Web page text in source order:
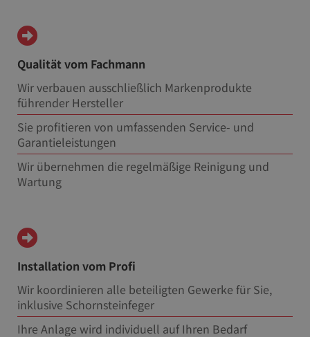
Qualität vom Fachmann
Wir verbauen ausschließlich Markenprodukte
führender Hersteller
Sie profitieren von umfassenden Service- und
Garantieleistungen
Wir übernehmen die regelmäßige Reinigung und
Wartung
Installation vom Profi
Wir koordinieren alle beteiligten Gewerke für Sie,
inklusive Schornsteinfeger
Ihre Anlage wird individuell auf Ihren Bedarf